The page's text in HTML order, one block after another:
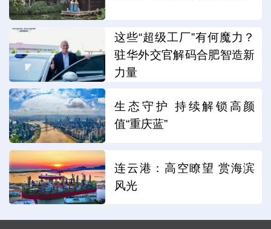
这些“超级工厂”有何魔力？
驻华外交官解码合肥智造新
力量
生态守护 持续解锁高颜
值“重庆蓝”
连云港：高空瞭望 赏海滨
风光